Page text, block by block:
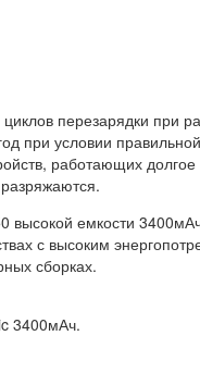
перезарядки при
при условии
работающих
высокой емкости
с высоким
сборках.
3400мАч.